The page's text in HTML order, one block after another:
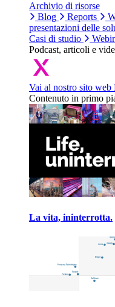
Archivio di risorse
Blog
Reports
presentazioni delle
Casi di studio
Podcast, articoli e
Vai al nostro sito web
Contenuto in primo
La vita, ininterrotta.